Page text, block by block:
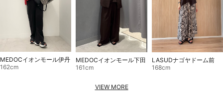
MEDOCイオンモール伊丹
162cm
MEDOCイオンモール下田
161cm
LASUDナゴヤドーム前
168cm
VIEW MORE